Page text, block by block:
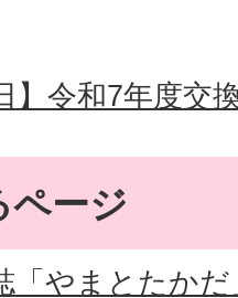
】令和7年度交
ページ
「やまとたかだ